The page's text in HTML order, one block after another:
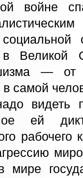
войне
Великой
— от
самой
видеть
ей
мире